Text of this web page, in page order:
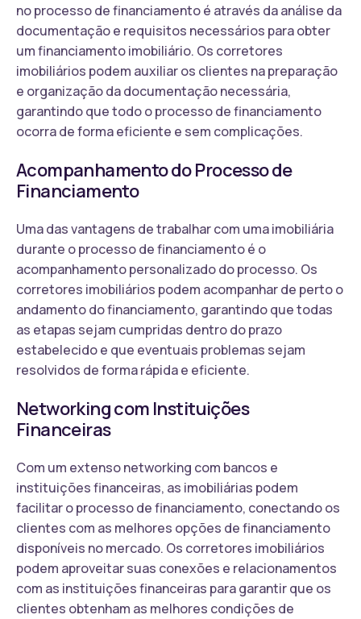
no processo de financiamento é através da análise da
documentação e requisitos necessários para obter
um financiamento imobiliário. Os corretores
imobiliários podem auxiliar os clientes na preparação
e organização da documentação necessária,
garantindo que todo o processo de financiamento
ocorra de forma eficiente e sem complicações.
Acompanhamento do Processo de
Financiamento
Uma das vantagens de trabalhar com uma imobiliária
durante o processo de financiamento é o
acompanhamento personalizado do processo. Os
corretores imobiliários podem acompanhar de perto o
andamento do financiamento, garantindo que todas
as etapas sejam cumpridas dentro do prazo
estabelecido e que eventuais problemas sejam
resolvidos de forma rápida e eficiente.
Networking com Instituições
Financeiras
Com um extenso networking com bancos e
instituições financeiras, as imobiliárias podem
facilitar o processo de financiamento, conectando os
clientes com as melhores opções de financiamento
disponíveis no mercado. Os corretores imobiliários
podem aproveitar suas conexões e relacionamentos
com as instituições financeiras para garantir que os
clientes obtenham as melhores condições de